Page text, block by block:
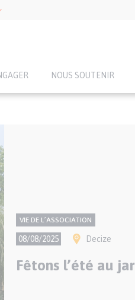
NOUS SOUTENIR
CONTENU
NATIONAL
Thème
VIE DE L’ASSOCIATION
08/08/2025 Ville(s)
Decize
Fêtons l’été au